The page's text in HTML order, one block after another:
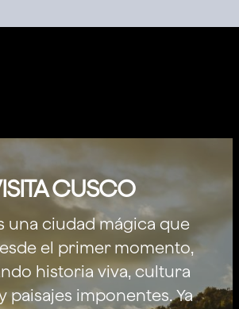
CUSCO
una ciudad mágica que
el primer momento,
historia viva, cultura
paisajes imponentes. Ya